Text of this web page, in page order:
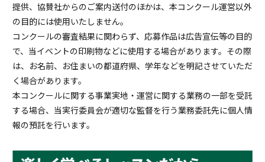
提供、協賛社からのご案内送付のほかは、本コンクール運営以外
の目的には使用いたしません。
コンクールの審査結果に関わらず、応募作品は広告宣伝等の目的
で、当イベントの印刷物などに使用する場合があります。その際
は、お名前、お住まいの都道府県、学年などを明記させていただ
く場合があります。
本コンクールに関する事業実地・運営に関する業務の一部を受託
する場合、当実行委員会が適切な監督を行う業務委託先に個人情
報の預託を行います。